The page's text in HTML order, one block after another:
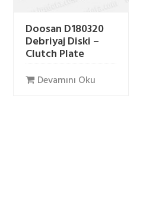
Doosan D180320
Debriyaj Diski –
Clutch Plate
Devamını Oku